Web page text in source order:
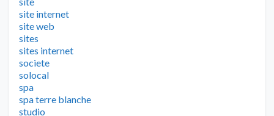
site internet
site web
sites
sites internet
societe
solocal
spa
spa terre blanche
studio